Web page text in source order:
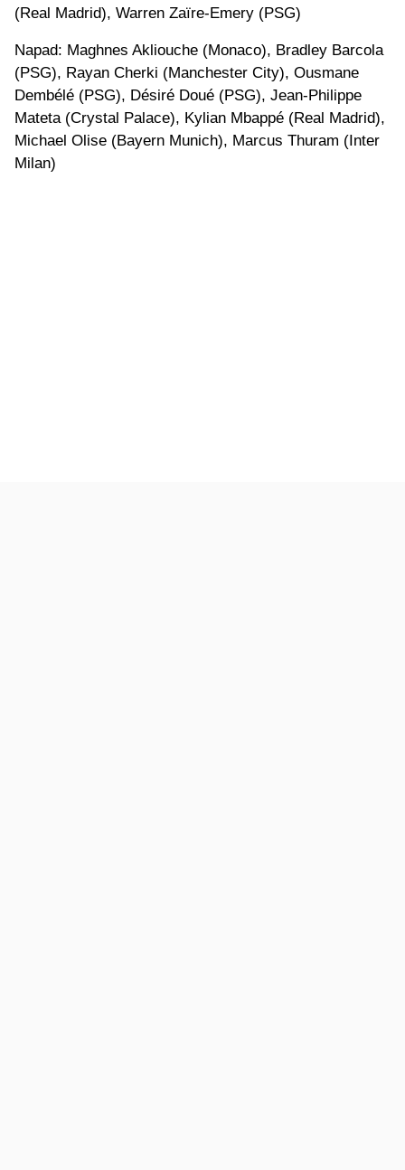
(Real Madrid), Warren Zaïre-Emery (PSG)
Napad: Maghnes Akliouche (Monaco), Bradley Barcola
(PSG), Rayan Cherki (Manchester City), Ousmane
Dembélé (PSG), Désiré Doué (PSG), Jean-Philippe
Mateta (Crystal Palace), Kylian Mbappé (Real Madrid),
Michael Olise (Bayern Munich), Marcus Thuram (Inter
Milan)